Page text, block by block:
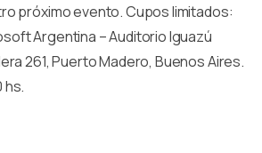
próximo evento. Cupos limitados:
Argentina – Auditorio Iguazú
261, Puerto Madero, Buenos Aires.
hs.